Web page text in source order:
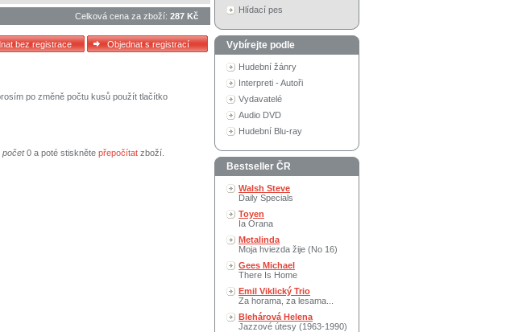
Celková cena za zboží: 287 Kč
po změně počtu kusů použít tlačítko
počet0 a poté stiskněte přepočítat zboží.
Hlídací pes
Vybírejte podle
Hudební žánry
Interpreti - Autoři
Vydavatelé
Audio DVD
Hudební Blu-ray
Bestseller ČR
Walsh Steve
Daily Specials
Toyen
Ia Orana
Metalinda
Moja hviezda žije (No 16)
Gees Michael
There Is Home
Emil Viklický Trio
Za horama, za lesama...
Blehárová Helena
Jazzové útesy (1963-1990)